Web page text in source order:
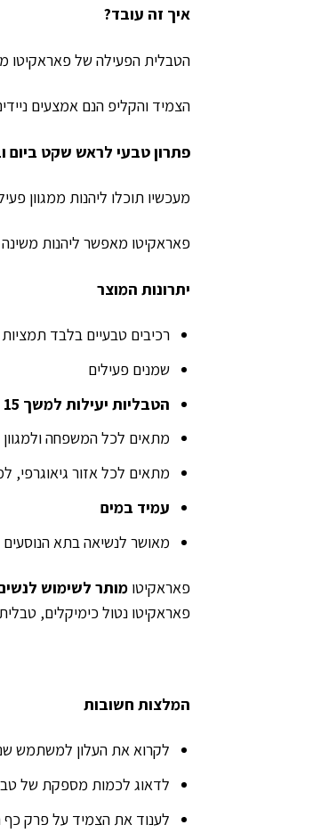
איך זה עובד?
הטבלית הפעילה של פאראקיטו
הצמיד והקליפ הנם אמצעים
פתרון טבעי לראש שקט ביום
מעכשיו תוכלו ליהנות ממגוון
פאראקיטו מאפשר ליהנות
יתרונות המוצר
רכיבים טבעיים בלבד
שמנים פעילים
הטבליות יעילות למשך 15 ימי שימוש רצופים
מתאים לכל המשפחה ולמגוון
מתאים לכל אזור גיאוגרפי,
עמיד במים
מאושר לנשיאה בתא הנוסעים
פאראקיטו מותר לשימוש
פאראקיטו נטול כימיקלים,
המלצות חשובות
לקרוא את העלון למשתמש
לדאוג לכמות מספקת של
לענוד את הצמיד על פרק כף